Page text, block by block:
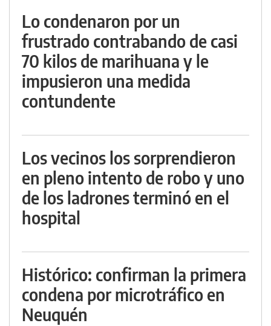
Lo condenaron por un
frustrado contrabando de casi
70 kilos de marihuana y le
impusieron una medida
contundente
Los vecinos los sorprendieron
en pleno intento de robo y uno
de los ladrones terminó en el
hospital
Histórico: confirman la primera
condena por microtráfico en
Neuquén